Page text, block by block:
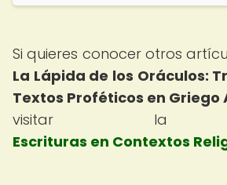
Si quieres conocer otros
La Lápida de los Oráculos:
Textos Proféticos en Griego
visitar la
Escrituras en Contextos